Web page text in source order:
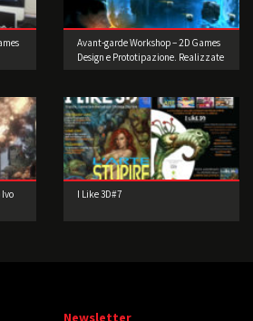
Avant-garde Workshop – 2D Games
Design e Prototipazione. Realizzate
I Like 3D#7
Newsletter